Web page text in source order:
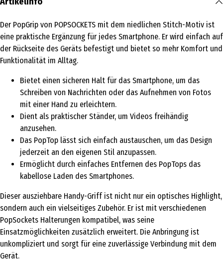
Der PopGrip von POPSOCKETS mit dem niedlichen Stitch-Motiv ist
eine praktische Ergänzung für jedes Smartphone. Er wird einfach auf
der Rückseite des Geräts befestigt und bietet so mehr Komfort und
Funktionalität im Alltag.
Bietet einen sicheren Halt für das Smartphone, um das
Schreiben von Nachrichten oder das Aufnehmen von Fotos
mit einer Hand zu erleichtern.
Dient als praktischer Ständer, um Videos freihändig
anzusehen.
Das PopTop lässt sich einfach austauschen, um das Design
jederzeit an den eigenen Stil anzupassen.
Ermöglicht durch einfaches Entfernen des PopTops das
kabellose Laden des Smartphones.
Dieser ausziehbare Handy-Griff ist nicht nur ein optisches Highlight,
sondern auch ein vielseitiges Zubehör. Er ist mit verschiedenen
PopSockets Halterungen kompatibel, was seine
Einsatzmöglichkeiten zusätzlich erweitert. Die Anbringung ist
unkompliziert und sorgt für eine zuverlässige Verbindung mit dem
Gerät.